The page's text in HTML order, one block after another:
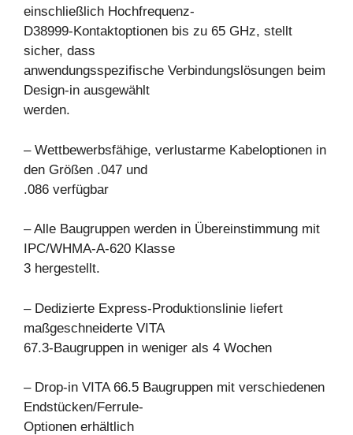
einschließlich Hochfrequenz-
D38999-Kontaktoptionen bis zu 65 GHz, stellt
sicher, dass
anwendungsspezifische Verbindungslösungen beim
Design-in ausgewählt
werden.
– Wettbewerbsfähige, verlustarme Kabeloptionen in
den Größen .047 und
.086 verfügbar
– Alle Baugruppen werden in Übereinstimmung mit
IPC/WHMA-A-620 Klasse
3 hergestellt.
– Dedizierte Express-Produktionslinie liefert
maßgeschneiderte VITA
67.3-Baugruppen in weniger als 4 Wochen
– Drop-in VITA 66.5 Baugruppen mit verschiedenen
Endstücken/Ferrule-
Optionen erhältlich